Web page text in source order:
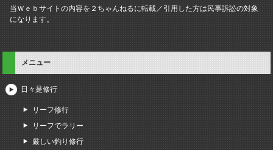
当Ｗｅｂサイトの内容を２ちゃんねるに転載／引用した方は民事訴訟の対象
になります。
メニュー
日々是修行
リーフ修行
リーフでラリー
厳しい釣り修行